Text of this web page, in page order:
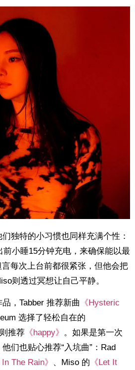
独特的小习惯也同样充满个性：
前小睡15分钟充电，来确保能以最
每次上台前都很紧张，但他会把
则透过冥想让自己平静。
，Tabber 推荐新曲 《Hysteric
选择了轻松自在的
推荐 《happy》 。如果是第一次
们也贴心推荐“入坑曲”：Rad
In The Rain》 、Miso 的 《Let It